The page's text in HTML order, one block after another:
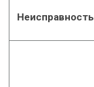
Неисправность